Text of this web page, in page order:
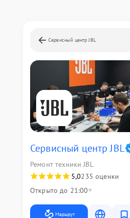
Сервисный центр JBL
Сервисный центр JBL
Ремонт техники JBL
5,0235 оценки
Открыто до 21:00
Маршрут